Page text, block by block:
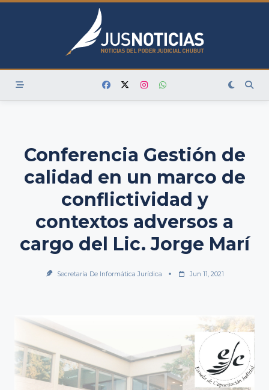
Skip
Conferencia Gestión de
calidad en un marco de
conflictividad y
contextos adversos a
cargo del Lic. Jorge Marí
Secretaría De Informática Jurídica Jun 11, 2021